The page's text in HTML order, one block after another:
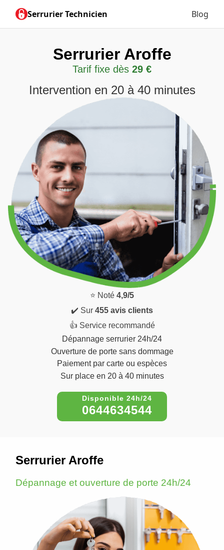
Serrurier Technicien Blog
Serrurier Aroffe
Tarif fixe dès 29 €
Intervention en 20 à 40 minutes
⭐ Noté 4,9/5
✔️ Sur 455 avis clients
👍 Service recommandé
Dépannage serrurier 24h/24
Ouverture de porte sans dommage
Paiement par carte ou espèces
Sur place en 20 à 40 minutes
0644634544
Serrurier Aroffe
Dépannage et ouverture de porte 24h/24